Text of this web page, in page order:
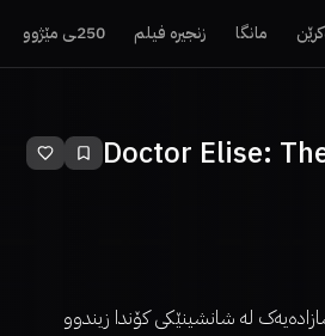
مانگا زنجیرە فیلم 250ـی مێژوو
Doctor Elise:
لە شانشینێکی کۆندا زیندوو